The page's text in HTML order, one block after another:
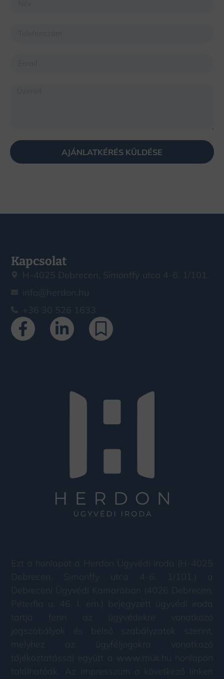
AJÁNLATKÉRÉS KÜLDÉSE
Kapcsolat
H-4025 Debrecen, Simonffy utca 4-6. 1/101.
info@herdon.hu
+36 30 526 1633
Ezt a honlapot a Herdon Ügyvédi Iroda (H-4025
Debrecen, Simonffy utca 4-6. 1/101.) a
Debreceni Ügyvédi Kamarában (4026 Debrecen,
Péterfia u. 46. I. em.) bejegyzett ügyvédi iroda
tartja fenn az ügyvédekre vonatkozó
jogszabályok és belső szabályzatok szerint,
melyhez az ügyféljogokra vonatkozó
tájékoztatással együtt a www.mük.hu honlapon
találhatóak. Az impresszum a következő linken